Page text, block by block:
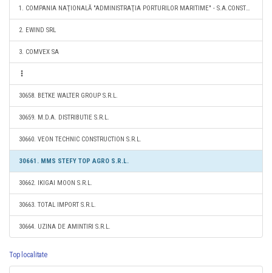
1. COMPANIA NAŢIONALĂ "ADMINISTRAŢIA PORTURILOR MARITIME" - S.A.CONSTANŢA
2. EWIND SRL
3. COMVEX SA
30658. BETKE WALTER GROUP S.R.L.
30659. M.D.A. DISTRIBUTIE S.R.L.
30660. VEON TECHNIC CONSTRUCTION S.R.L.
30661. MMS STEFY TOP AGRO S.R.L.
30662. IKIGAI MOON S.R.L.
30663. TOTAL IMPORT S.R.L.
30664. UZINA DE AMINTIRI S.R.L.
Top localitate